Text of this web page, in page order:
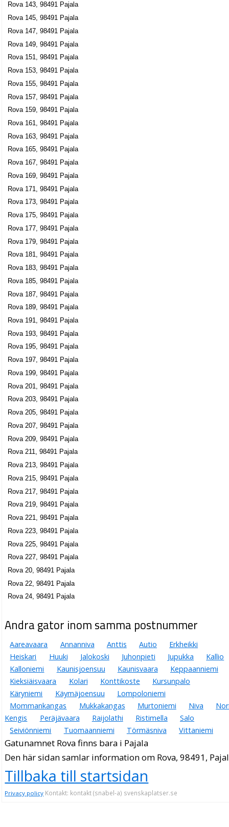
Rova 143, 98491 Pajala
Rova 145, 98491 Pajala
Rova 147, 98491 Pajala
Rova 149, 98491 Pajala
Rova 151, 98491 Pajala
Rova 153, 98491 Pajala
Rova 155, 98491 Pajala
Rova 157, 98491 Pajala
Rova 159, 98491 Pajala
Rova 161, 98491 Pajala
Rova 163, 98491 Pajala
Rova 165, 98491 Pajala
Rova 167, 98491 Pajala
Rova 169, 98491 Pajala
Rova 171, 98491 Pajala
Rova 173, 98491 Pajala
Rova 175, 98491 Pajala
Rova 177, 98491 Pajala
Rova 179, 98491 Pajala
Rova 181, 98491 Pajala
Rova 183, 98491 Pajala
Rova 185, 98491 Pajala
Rova 187, 98491 Pajala
Rova 189, 98491 Pajala
Rova 191, 98491 Pajala
Rova 193, 98491 Pajala
Rova 195, 98491 Pajala
Rova 197, 98491 Pajala
Rova 199, 98491 Pajala
Rova 201, 98491 Pajala
Rova 203, 98491 Pajala
Rova 205, 98491 Pajala
Rova 207, 98491 Pajala
Rova 209, 98491 Pajala
Rova 211, 98491 Pajala
Rova 213, 98491 Pajala
Rova 215, 98491 Pajala
Rova 217, 98491 Pajala
Rova 219, 98491 Pajala
Rova 221, 98491 Pajala
Rova 223, 98491 Pajala
Rova 225, 98491 Pajala
Rova 227, 98491 Pajala
Rova 20, 98491 Pajala
Rova 22, 98491 Pajala
Rova 24, 98491 Pajala
Andra gator inom samma postnummer
Aareavaara Annanniva Anttis Autio
Erkheikki
Heiskari
Huuki Jalokoski Juhonpieti Jupukka
Kallio
Kalloniemi
Kaunisjoensuu Kaunisvaara
Keppaanniemi
Kieksiäisvaara
Kolari Konttikoste
Kursunpalo
Käryniemi
Käymäjoensuu
Lompoloniemi
Mommankangas
Mukkakangas Murtoniemi Niva
Kengis
Peräjävaara Raijolathi Ristimella
Salo
Seiviönniemi
Tuomaanniemi Törmäsniva Vittaniemi
Gatunamnet Rova finns bara i Pajala
Den här sidan samlar information om Rova, 98491,
Tillbaka till startsidan
Privacy policy Kontakt: kontakt (snabel-a) svenskaplatser.se